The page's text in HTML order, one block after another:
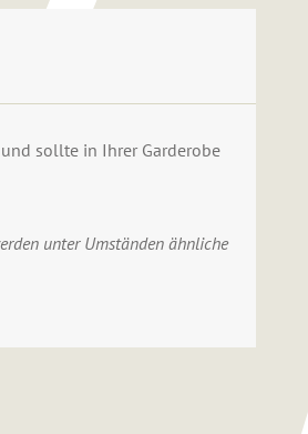
sollte in Ihrer Garderobe
unter Umständen ähnliche